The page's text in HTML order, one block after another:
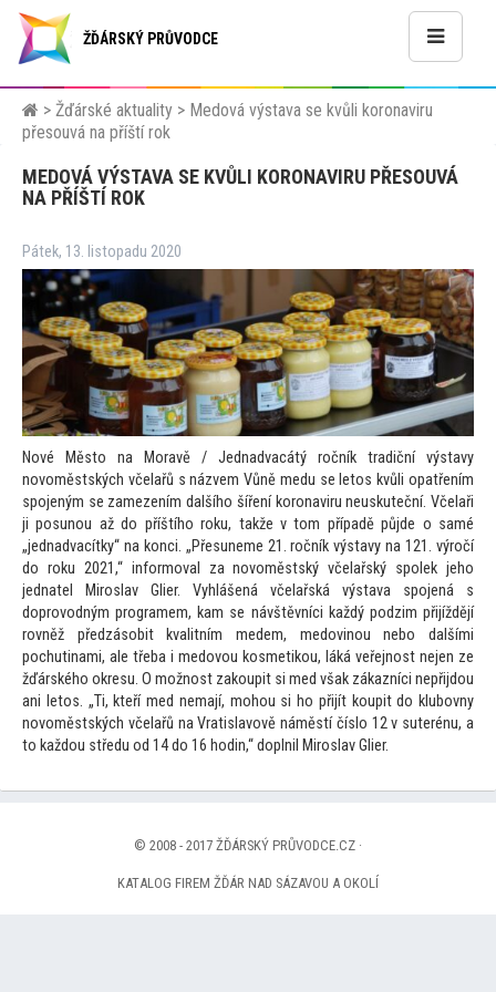
ŽĎÁRSKÝ PRŮVODCE
> Žďárské aktuality > Medová výstava se kvůli koronaviru
přesouvá na příští rok
MEDOVÁ VÝSTAVA SE KVŮLI KORONAVIRU PŘESOUVÁ
NA PŘÍŠTÍ ROK
Pátek, 13. listopadu 2020
Nové Město na Moravě / Jednadvacátý ročník tradiční výstavy
novoměstských včelařů s názvem Vůně medu se letos kvůli opatřením
spojeným se zamezením dalšího šíření koronaviru neuskuteční. Včelaři
ji posunou až do příštího roku, takže vtom případě půjde o samé
„jednadvacítky“ na konci. „Přesuneme 21. ročník výstavy na 121. výročí
do roku 2021,“ informoval za novoměstský včelařský spolek jeho
jednatel Miroslav Glier. Vyhlášená včelařská výstava spojená s
doprovodným programem, kam se návštěvníci každý podzim přijíždějí
rovněž předzásobit kvalitním medem, medovinou nebo dalšími
pochutinami, ale třeba i medovou kosmetikou, láká veřejnost nejen ze
žďárského okresu. O možnost zakoupit si med však zákazníci nepřijdou
ani letos. „Ti, kteří med nemají, mohou si ho přijít koupit do klubovny
novoměstských včelařů na Vratislavově náměstí číslo 12 v suterénu, a
to každou středu od 14 do 16 hodin,“ doplnil Miroslav Glier.
© 2008 - 2017 ŽĎÁRSKÝ PRŮVODCE.CZ ·
KATALOG FIREM ŽĎÁR NAD SÁZAVOU A OKOLÍ